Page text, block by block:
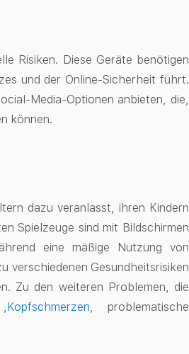
Risiken. Diese Geräte benötigen
und der Online-Sicherheit führt.
Media-Optionen anbieten, die,
können.
dazu veranlasst, ihren Kindern
Spielzeuge sind mit Bildschirmen
eine mäßige Nutzung von
verschiedenen Gesundheitsrisiken
. Zu den weiteren Problemen, die
,Kopfschmerzen, problematische